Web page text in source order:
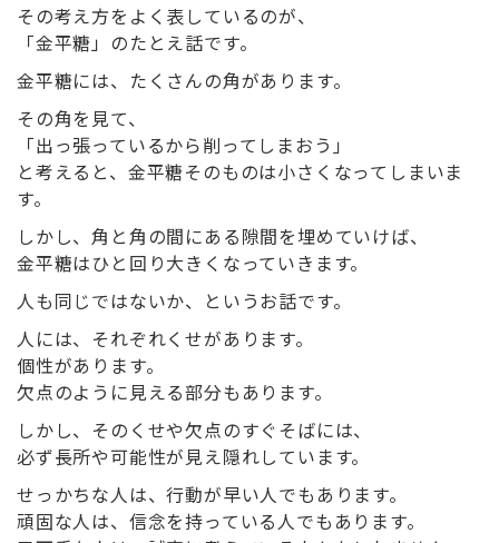
その考え方をよく表しているのが、
「金平糖」のたとえ話です。
金平糖には、たくさんの角があります。
その角を見て、
「出っ張っているから削ってしまおう」
と考えると、金平糖そのものは小さくなってしまいま
す。
しかし、角と角の間にある隙間を埋めていけば、
金平糖はひと回り大きくなっていきます。
人も同じではないか、というお話です。
人には、それぞれくせがあります。
個性があります。
欠点のように見える部分もあります。
しかし、そのくせや欠点のすぐそばには、
必ず長所や可能性が見え隠れしています。
せっかちな人は、行動が早い人でもあります。
頑固な人は、信念を持っている人でもあります。